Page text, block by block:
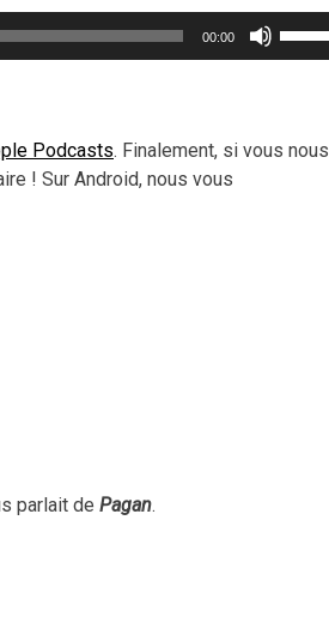
00:00
Podcasts. Finalement, si vous nous
! Sur Android, nous vous
parlait de Pagan.